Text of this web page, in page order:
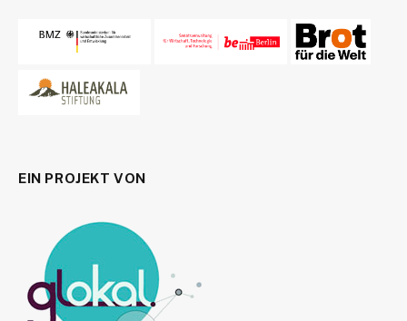
EIN PROJEKT VON